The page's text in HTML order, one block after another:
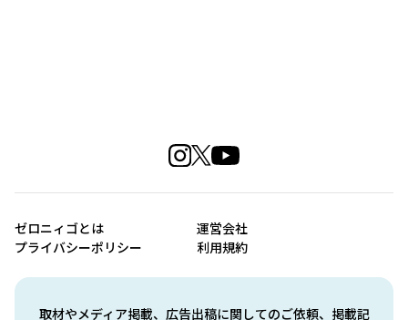
取材やメディア掲載、広告出稿に関してのご依頼、掲載記
ゼロニィゴとは
運営会社
プライバシーポリシー
利用規約